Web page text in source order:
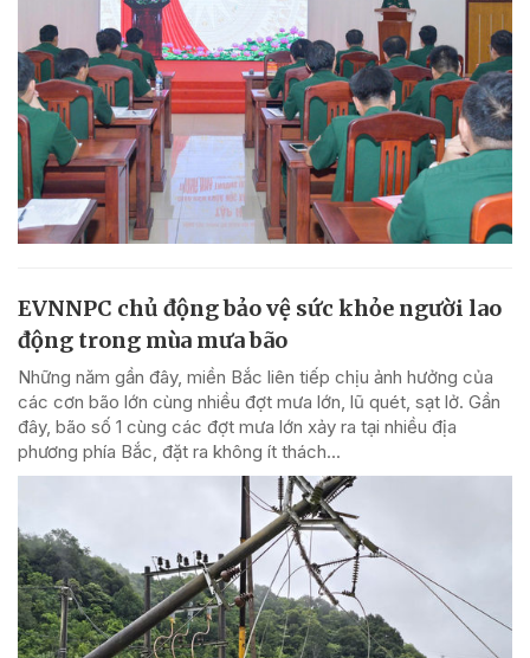
EVNNPC chủ động bảo vệ sức khỏe người lao
động trong mùa mưa bão
Những năm gần đây, miền Bắc liên tiếp chịu ảnh hưởng của
các cơn bão lớn cùng nhiều đợt mưa lớn, lũ quét, sạt lở. Gần
đây, bão số 1 cùng các đợt mưa lớn xảy ra tại nhiều địa
phương phía Bắc, đặt ra không ít thách...